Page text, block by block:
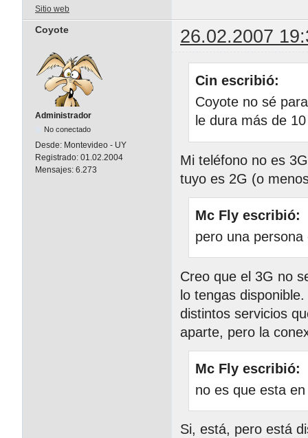
Sitio web
Coyote 26.02.2007
Administrador
No conectado
Desde: Montevideo - UY
Registrado: 01.02.2004
Mensajes: 6.273
Cin escribió:
Coyote no sé
le dura más de
Mi teléfono no es
tuyo es 2G (o
Mc Fly escribió:
pero una
Creo que el 3G no
lo tengas
distintos servicios
aparte, pero la
Mc Fly escribió:
no es que esta
Si, está, pero está